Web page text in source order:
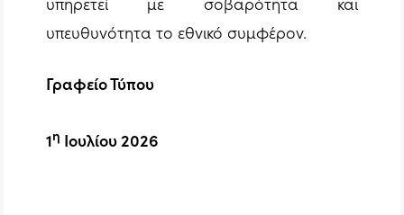
υπευθυνότητα το εθνικό συμφέρον.
Γραφείο Τύπου
1η Ιουλίου 2026